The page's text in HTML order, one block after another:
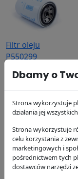
Filtr oleju
P550299
44.58 zł
Filtr oleju silnika
Dbamy o
Strona wykorzystuje
działania jej
Strona wykorzystuje
celu korzystania z
marketingowych i
pośrednictwem tych
dostawców narzędzi